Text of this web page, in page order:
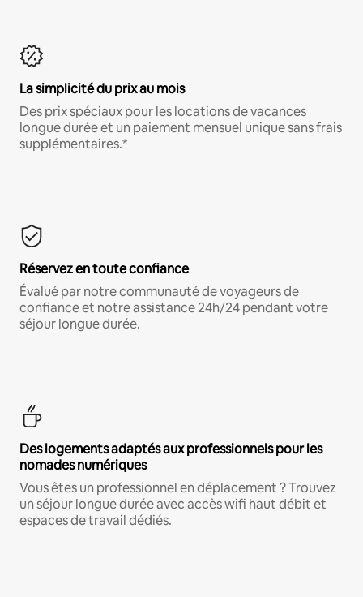
La simplicité du prix au mois
Des prix spéciaux pour les locations de vacances
longue durée et un paiement mensuel unique sans frais
supplémentaires.*
Réservez en toute confiance
Évalué par notre communauté de voyageurs de
confiance et notre assistance 24h/24 pendant votre
séjour longue durée.
Des logements adaptés aux professionnels pour les
nomades numériques
Vous êtes un professionnel en déplacement ? Trouvez
un séjour longue durée avec accès wifi haut débit et
espaces de travail dédiés.